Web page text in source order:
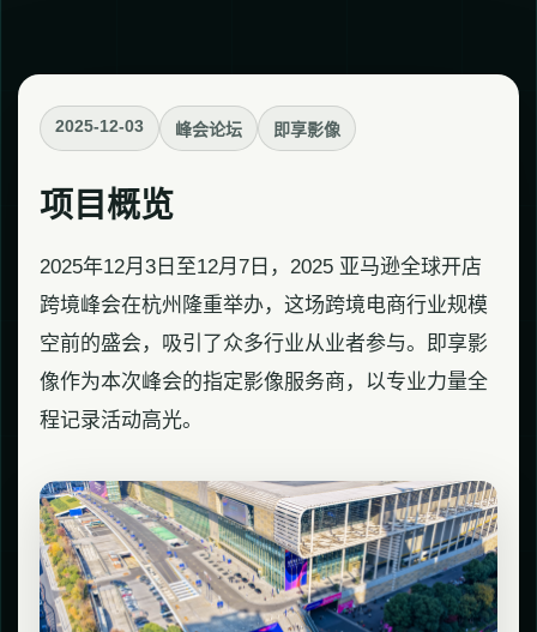
2025-12-03 峰会论坛 即享影像
项目概览
2025年12月3日至12月7日，2025 亚马逊全球开店
跨境峰会在杭州隆重举办，这场跨境电商行业规模
空前的盛会，吸引了众多行业从业者参与。即享影
像作为本次峰会的指定影像服务商，以专业力量全
程记录活动高光。